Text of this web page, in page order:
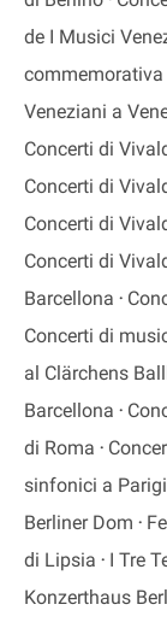
de I Musici
commemorativa
Veneziani a
Concerti di
Concerti di
Concerti di
Concerti di
Barcellona
Concerti di
al Clärchens
Barcellona
di Roma
sinfonici a Parigi
Berliner Dom
di Lipsia
I Tre
Konzerthaus